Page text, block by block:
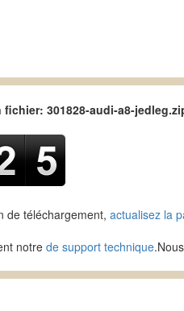
301828-audi-a8-
de téléchargement, actualisez la
notre de support technique